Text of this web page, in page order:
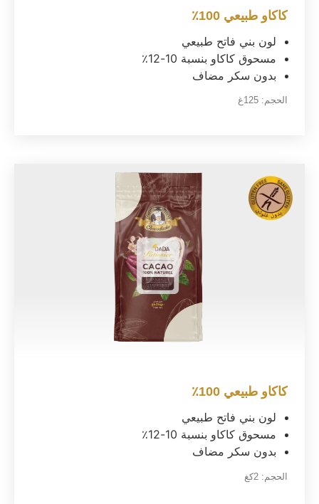
كاكاو طبيعي 100٪
لون بني فاتح طبيعي
مسحوق كاكاو بنسبة 10-12٪
بدون سكر مضاف
الحجم: 125غ
كاكاو طبيعي 100٪
لون بني فاتح طبيعي
مسحوق كاكاو بنسبة 10-12٪
بدون سكر مضاف
الحجم: 2كغ